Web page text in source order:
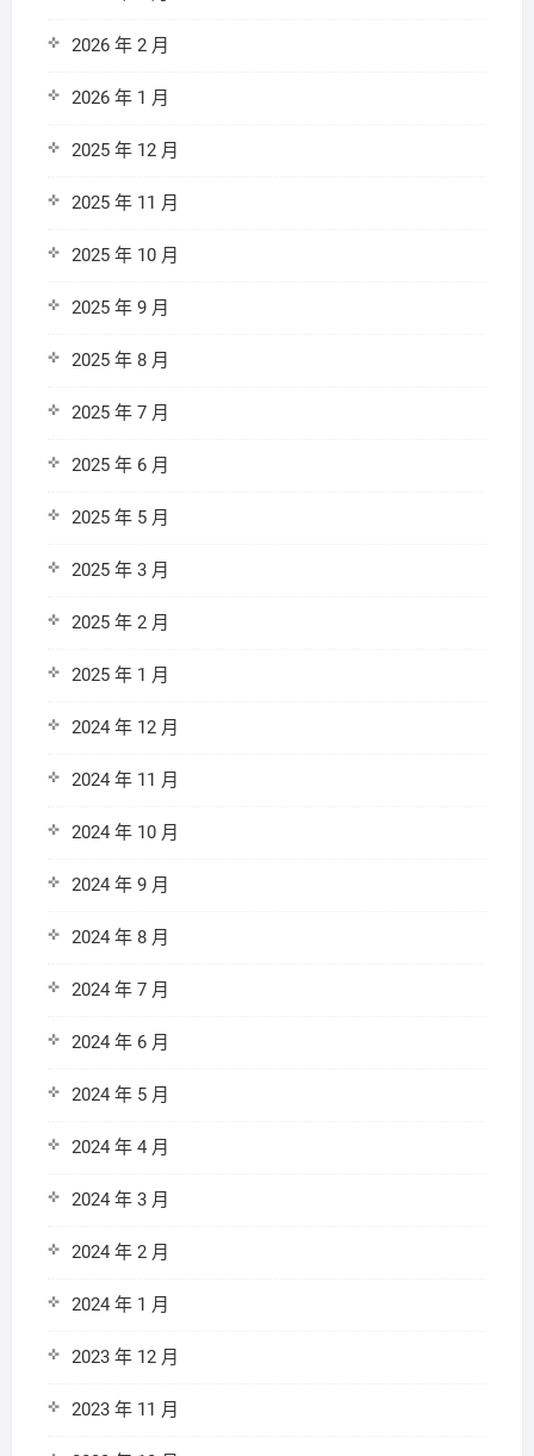
2026 年 2 月
2026 年 1 月
2025 年 12 月
2025 年 11 月
2025 年 10 月
2025 年 9 月
2025 年 8 月
2025 年 7 月
2025 年 6 月
2025 年 5 月
2025 年 3 月
2025 年 2 月
2025 年 1 月
2024 年 12 月
2024 年 11 月
2024 年 10 月
2024 年 9 月
2024 年 8 月
2024 年 7 月
2024 年 6 月
2024 年 5 月
2024 年 4 月
2024 年 3 月
2024 年 2 月
2024 年 1 月
2023 年 12 月
2023 年 11 月